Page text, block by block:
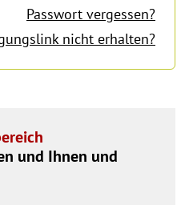
Passwort vergessen?
nicht erhalten?
und Ihnen und